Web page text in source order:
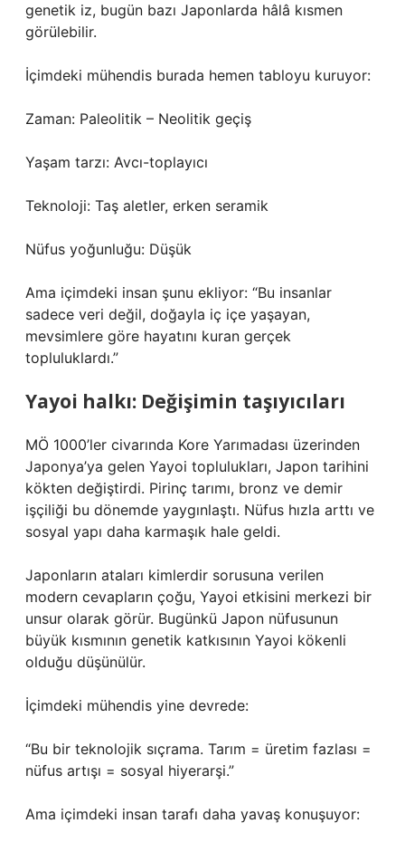
genetik iz, bugün bazı Japonlarda hâlâ kısmen
görülebilir.
İçimdeki mühendis burada hemen tabloyu kuruyor:
Zaman: Paleolitik – Neolitik geçiş
Yaşam tarzı: Avcı-toplayıcı
Teknoloji: Taş aletler, erken seramik
Nüfus yoğunluğu: Düşük
Ama içimdeki insan şunu ekliyor: “Bu insanlar
sadece veri değil, doğayla iç içe yaşayan,
mevsimlere göre hayatını kuran gerçek
topluluklardı.”
Yayoi halkı: Değişimin taşıyıcıları
MÖ 1000’ler civarında Kore Yarımadası üzerinden
Japonya’ya gelen Yayoi toplulukları, Japon tarihini
kökten değiştirdi. Pirinç tarımı, bronz ve demir
işçiliği bu dönemde yaygınlaştı. Nüfus hızla arttı ve
sosyal yapı daha karmaşık hale geldi.
Japonların ataları kimlerdir sorusuna verilen
modern cevapların çoğu, Yayoi etkisini merkezi bir
unsur olarak görür. Bugünkü Japon nüfusunun
büyük kısmının genetik katkısının Yayoi kökenli
olduğu düşünülür.
İçimdeki mühendis yine devrede:
“Bu bir teknolojik sıçrama. Tarım = üretim fazlası =
nüfus artışı = sosyal hiyerarşi.”
Ama içimdeki insan tarafı daha yavaş konuşuyor: